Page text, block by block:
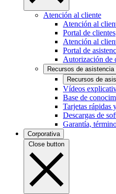
Atención al cliente
Atención al
Portal de clientes
Atención al
Portal de
Autorización de
Recursos de
Recursos de
Vídeos
Base de
Tarjetas rápidas
Descargas de
Garantía,
Corporativa
Close button